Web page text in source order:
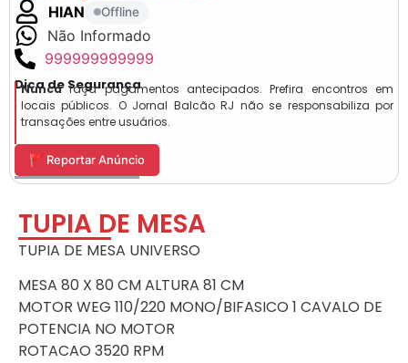
HIAN Offline
Não Informado
999999999999
Dica de Segurança
Nuncafaça pagamentos antecipados. Prefira encontros em
locais públicos. O Jornal Balcão RJ não se responsabiliza por
transações entre usuários.
🚩 Reportar Anúncio
TUPIA DE MESA
TUPIA DE MESA UNIVERSO
MESA 80 X 80 CM ALTURA 81 CM
MOTOR WEG 110/220 MONO/BIFASICO 1 CAVALO DE
POTENCIA NO MOTOR
ROTACAO 3520 RPM